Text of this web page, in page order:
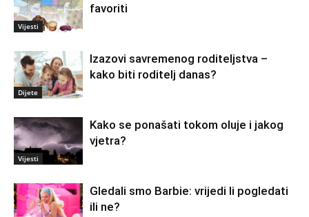
Vijesti
favoriti
Dijete
Izazovi savremenog roditeljstva –
kako biti roditelj danas?
Vijesti
Kako se ponašati tokom oluje i jakog
vjetra?
Gledali smo Barbie: vrijedi li pogledati
ili ne?